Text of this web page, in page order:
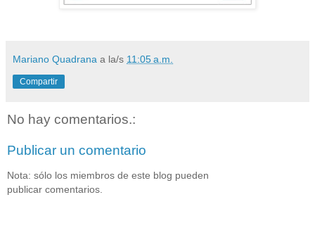
Mariano Quadrana a la/s 11:05 a.m.
Compartir
No hay comentarios.:
Publicar un comentario
Nota: sólo los miembros de este blog pueden
publicar comentarios.